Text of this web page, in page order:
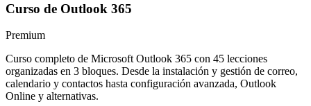
Curso de Outlook 365
Premium
Curso completo de Microsoft Outlook 365 con 45 lecciones
organizadas en 3 bloques. Desde la instalación y gestión de correo,
calendario y contactos hasta configuración avanzada, Outlook
Online y alternativas.